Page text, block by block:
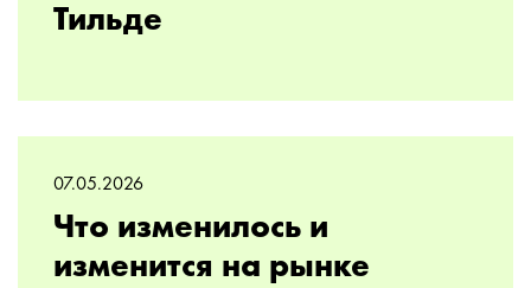
Тильде
07.05.2026
Что изменилось и
изменится на рынке